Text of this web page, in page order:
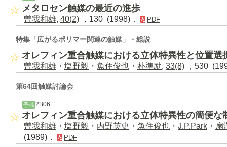
メタロセン触媒の最近の進歩
曽我和雄, 40(2) ，130 (1998)． PDF
特集「広がるポリマー関連の触媒」・総説
オレフィン重合触媒における立体特異性と位置選
曽我和雄 ・ 塩野毅 ・ 魚住俊也 ・ 朴準励, 33(8) ，530
第64回触媒討論会
予稿 2B06
オレフィン重合触媒における立体特異性の簡便な
曽我和雄 ・ 塩野毅 ・ 内野英史 ・ 魚住俊也 ・ J.P.Park ・ 扇
(1989)．
PDF